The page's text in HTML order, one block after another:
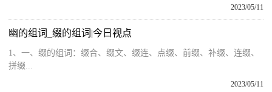
2023/05/11
幽的组词_缀的组词|今日视点
1、一、缀的组词：缀合、缀文、缀连、点缀、前缀、补缀、连缀、
拼缀...
2023/05/11